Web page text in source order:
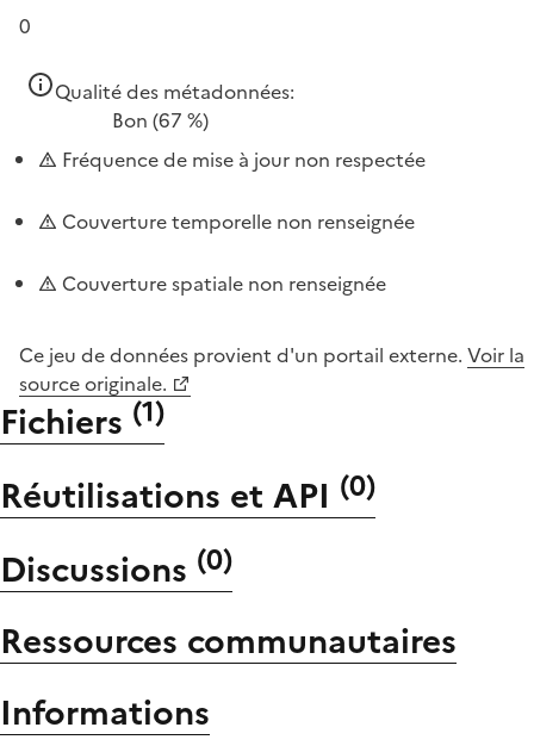
0
Qualité des métadonnées:
Bon (67 %)
Fréquence de mise à jour non respectée
Couverture temporelle non renseignée
Couverture spatiale non renseignée
Ce jeu de données provient d'un portail externe. Voir la
source originale.
Fichiers (1)
Réutilisations et API (0)
Discussions (0)
Ressources communautaires
Informations